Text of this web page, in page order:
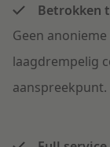
Betrokken
Geen
laagdrempelig
aanspreekpunt.